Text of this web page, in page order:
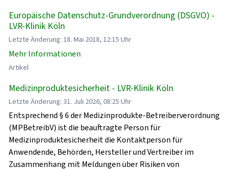
Europäische Datenschutz-Grundverordnung (DSGVO) -
LVR-Klinik Köln
Letzte Änderung: 18. Mai 2018, 12:15 Uhr
Mehr Informationen
Artikel
Medizinproduktesicherheit - LVR-Klinik Köln
Letzte Änderung: 31. Juli 2026, 08:25 Uhr
Entsprechend § 6 der Medizinprodukte-Betreiberverordnung
(MPBetreibV) ist die beauftragte Person für
Medizinproduktesicherheit die Kontaktperson für
Anwendende, Behörden, Hersteller und Vertreiber im
Zusammenhang mit Meldungen über Risiken von